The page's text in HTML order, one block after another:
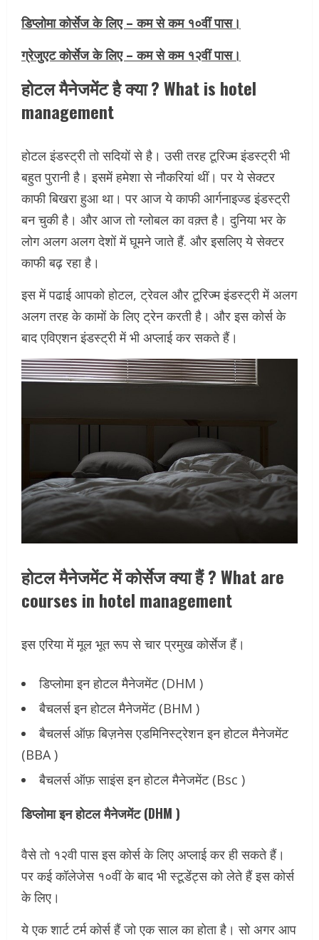
डिप्लोमा कोर्सेज के लिए – कम से कम १०वीं पास।
ग्रेजुएट कोर्सेज के लिए – कम से कम १२वीं पास।
होटल मैनेजमेंट है क्या ? What is hotel
management
होटल इंडस्ट्री तो सदियों से है। उसी तरह टूरिज्म इंडस्ट्री भी
बहुत पुरानी है। इसमें हमेशा से नौकरियां थीं। पर ये सेक्टर
काफी बिखरा हुआ था। पर आज ये काफी आर्गनाइज्ड इंडस्ट्री
बन चुकी है। और आज तो ग्लोबल का वक़्त है। दुनिया भर के
लोग अलग अलग देशों में घूमने जाते हैं. और इसलिए ये सेक्टर
काफी बढ़ रहा है।
इस में पढाई आपको होटल, ट्रेवल और टूरिज्म इंडस्ट्री में अलग
अलग तरह के कामों के लिए ट्रेन करती है। और इस कोर्स के
बाद एविएशन इंडस्ट्री में भी अप्लाई कर सकते हैं।
होटल मैनेजमेंट में कोर्सेज क्या हैं ? What are
courses in hotel management
इस एरिया में मूल भूत रूप से चार प्रमुख कोर्सेज हैं।
डिप्लोमा इन होटल मैनेजमेंट (DHM )
बैचलर्स इन होटल मैनेजमेंट (BHM )
बैचलर्स ऑफ़ बिज़नेस एडमिनिस्ट्रेशन इन होटल मैनेजमेंट
(BBA )
बैचलर्स ऑफ़ साइंस इन होटल मैनेजमेंट (Bsc )
डिप्लोमा इन होटल मैनेजमेंट (DHM )
वैसे तो १२वी पास इस कोर्स के लिए अप्लाई कर ही सकते हैं।
पर कई कॉलेजेस १०वीं के बाद भी स्टूडेंट्स को लेते हैं इस कोर्स
के लिए।
ये एक शार्ट टर्म कोर्स हैं जो एक साल का होता है। सो अगर आप